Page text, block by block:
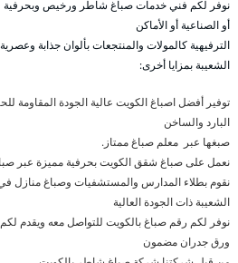
نوفر لكم فني خدمات صباغ شاطر ورخيص وبحرفية
أو الصناعية أو الأماكن
الترفيهية كالمولات والمنتجعات بألوان جذابة
الشعيبة بمزايا أخرى:
توفير أفضل اصباغ الكويت عالية الجودة المقاومة
البارد والساخن
صبغها عبر معلم صباغ ممتاز.
نعمل على صباغ شقق الكويت بحرفية مميزة عبر
نقوم بطلاء المدارس والمستشفيات وصباغ منازل
الشعيبة ذات الجودة العالية
نوفر لكم رقم صباغ بالكويت للتواصل معه ويقدم
ورق جدران مضمون